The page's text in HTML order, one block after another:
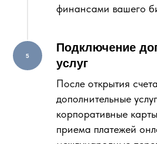
финансами вашего
Подключение
услуг
После открытия
дополнительные
корпоративные
приема платежей